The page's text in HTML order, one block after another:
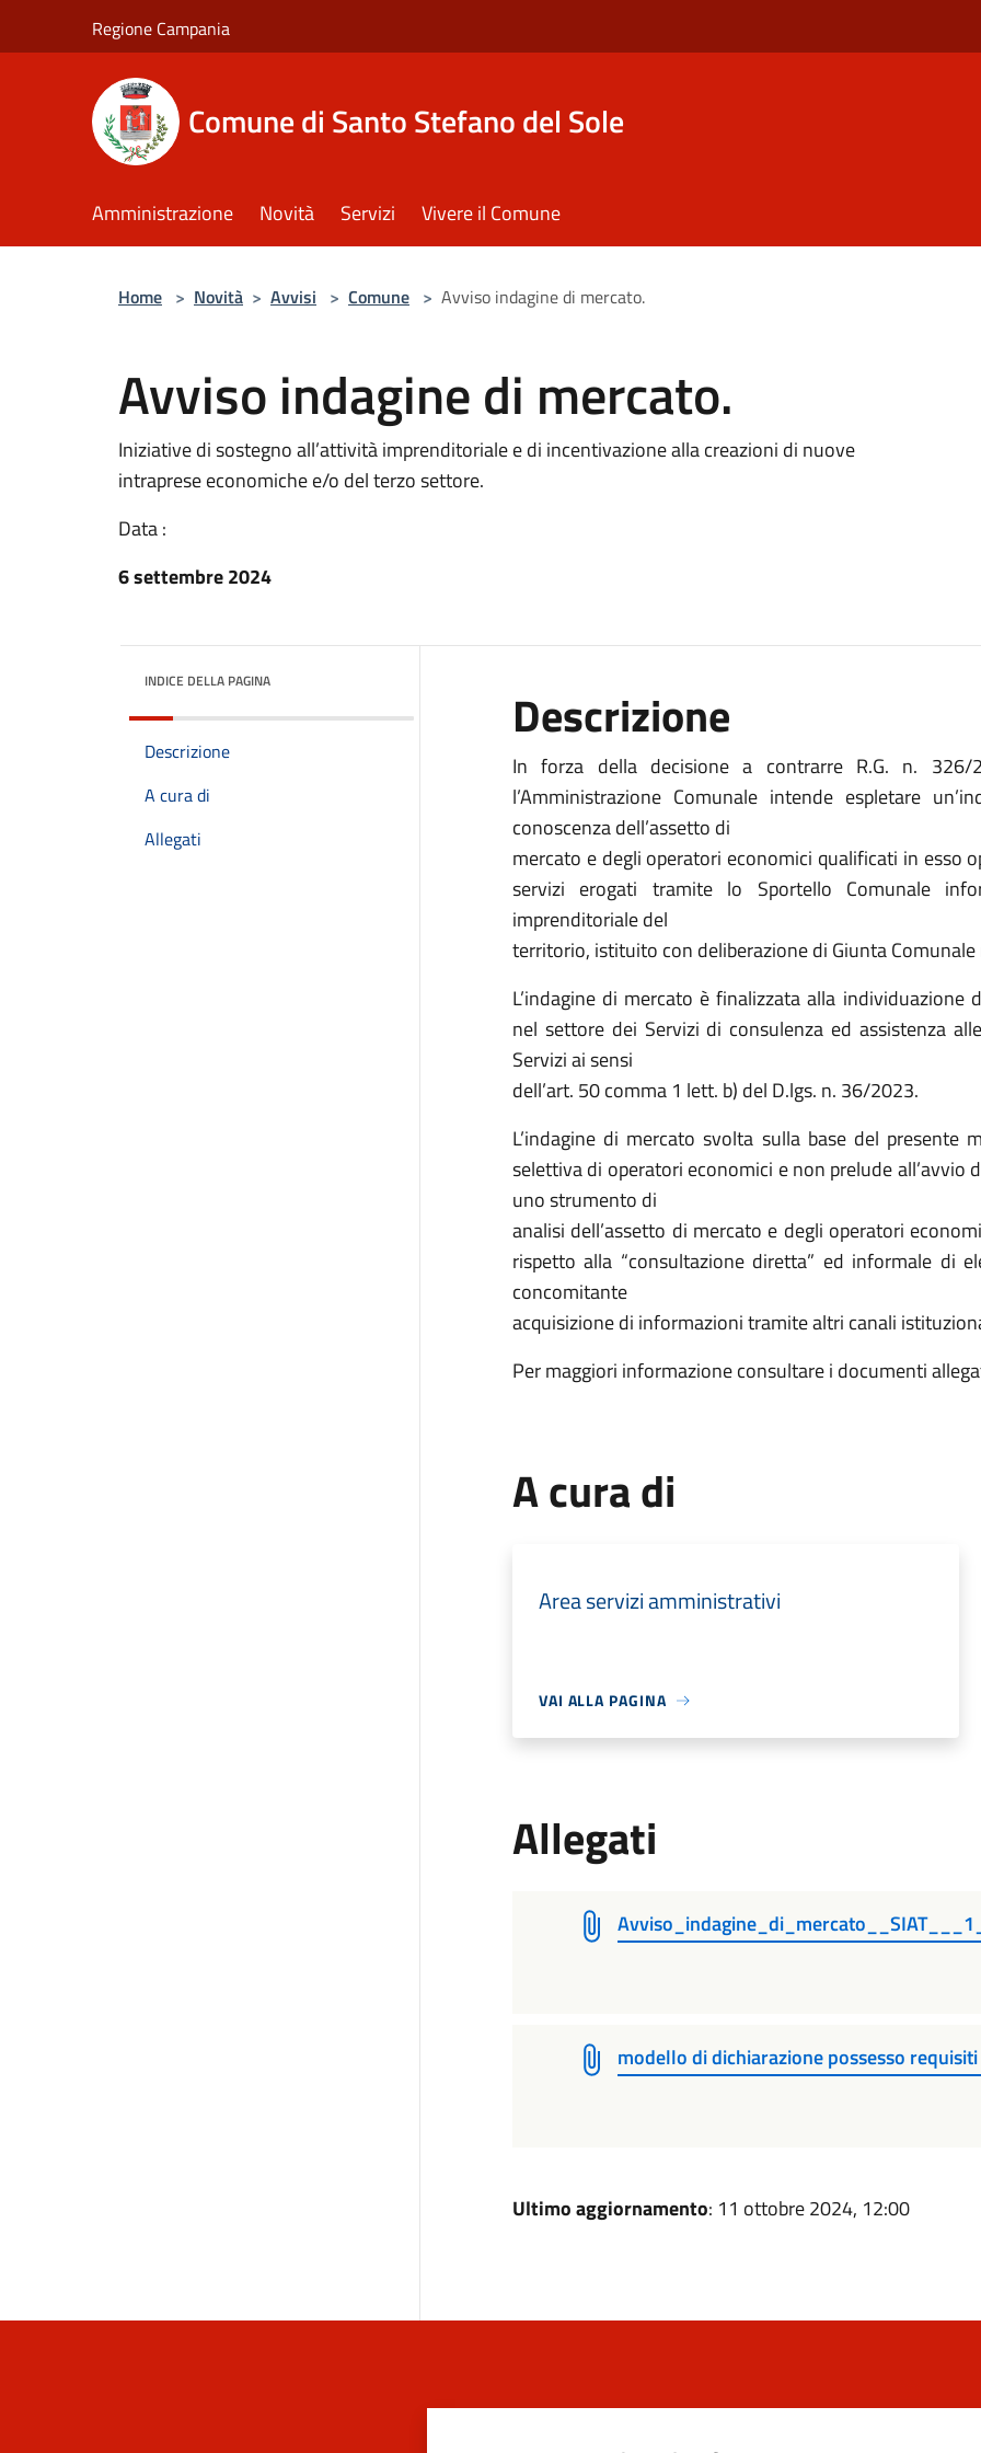
Regione Campania
Comune di Santo Stefano del Sole
Amministrazione Novità Servizi Vivere il Comune
Home > Novità > Avvisi > Comune > Avviso indagine di mercato.
Avviso indagine di mercato.
Iniziative di sostegno all’attività imprenditoriale e di incentivazione alla creazioni di nuove
intraprese economiche e/o del terzo settore.
Data :
6 settembre 2024
INDICE DELLA PAGINA
Descrizione
A cura di
Allegati
Descrizione
In forza della decisione a contrarre R.G. n.
l’Amministrazione Comunale intende espletare
conoscenza dell’assetto di
mercato e degli operatori economici qualificati in esso
servizi erogati tramite lo Sportello Comunale
imprenditoriale del
territorio, istituito con deliberazione di Giunta
L’indagine di mercato è finalizzata alla
nel settore dei Servizi di consulenza ed assistenza
Servizi ai sensi
dell’art. 50 comma 1 lett. b) del D.lgs. n. 36/2023.
L’indagine di mercato svolta sulla base del presente
selettiva di operatori economici e non prelude
uno strumento di
analisi dell’assetto di mercato e degli operatori
rispetto alla “consultazione diretta” ed informale di
concomitante
acquisizione di informazioni tramite altri canali
Per maggiori informazione consultare i documenti
A cura di
Area servizi amministrativi
VAI ALLA PAGINA
Allegati
modello di dichiarazione possesso
Ultimo aggiornamento: 11 ottobre 2024, 12:00